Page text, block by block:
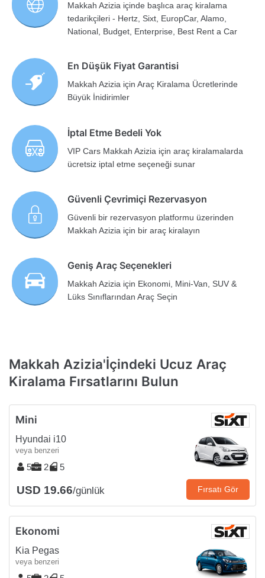
Makkah Azizia içinde başlıca araç kiralama
tedarikçileri - Hertz, Sixt, EuropCar, Alamo,
National, Budget, Enterprise, Best Rent a Car
En Düşük Fiyat Garantisi
Makkah Azizia için Araç Kiralama Ücretlerinde
Büyük İnidirimler
İptal Etme Bedeli Yok
VIP Cars Makkah Azizia için araç kiralamalarda
ücretsiz iptal etme seçeneği sunar
Güvenli Çevrimiçi Rezervasyon
Güvenli bir rezervasyon platformu üzerinden
Makkah Azizia için bir araç kiralayın
Geniş Araç Seçenekleri
Makkah Azizia için Ekonomi, Mini-Van, SUV &
Lüks Sınıflarından Araç Seçin
Makkah Azizia'İçindeki Ucuz Araç
Kiralama Fırsatlarını Bulun
Mini
Hyundai i10
veya benzeri
5 2 5
USD 19.66/günlük Fırsatı Gör
Ekonomi
Kia Pegas
veya benzeri